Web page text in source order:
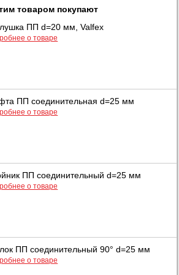
товаром покупают
ПП d=20 мм, Valfex
о товаре
ПП соединительная d=25 мм
о товаре
ПП соединительный d=25 мм
о товаре
ПП соединительный 90° d=25 мм
о товаре